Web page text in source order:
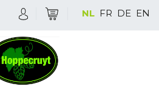
NL FR DE EN